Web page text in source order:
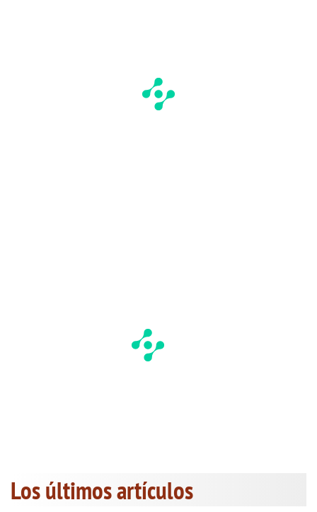
Los últimos artículos